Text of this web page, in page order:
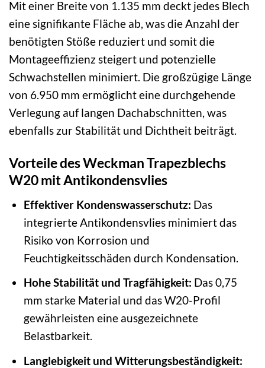
Mit einer Breite von 1.135 mm deckt jedes Blech
eine signifikante Fläche ab, was die Anzahl der
benötigten Stöße reduziert und somit die
Montageeffizienz steigert und potenzielle
Schwachstellen minimiert. Die großzügige Länge
von 6.950 mm ermöglicht eine durchgehende
Verlegung auf langen Dachabschnitten, was
ebenfalls zur Stabilität und Dichtheit beiträgt.
Vorteile des Weckman Trapezblechs
W20 mit Antikondensvlies
Effektiver Kondenswasserschutz: Das
integrierte Antikondensvlies minimiert das
Risiko von Korrosion und
Feuchtigkeitsschäden durch Kondensation.
Hohe Stabilität und Tragfähigkeit: Das 0,75
mm starke Material und das W20-Profil
gewährleisten eine ausgezeichnete
Belastbarkeit.
Langlebigkeit und Witterungsbeständigkeit: